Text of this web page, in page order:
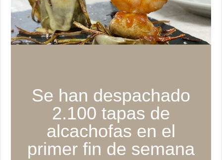
Se han despachado
2.100 tapas de
alcachofas en el
primer fin de semana